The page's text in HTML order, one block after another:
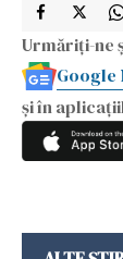
Urmăriți-ne
Google
și în